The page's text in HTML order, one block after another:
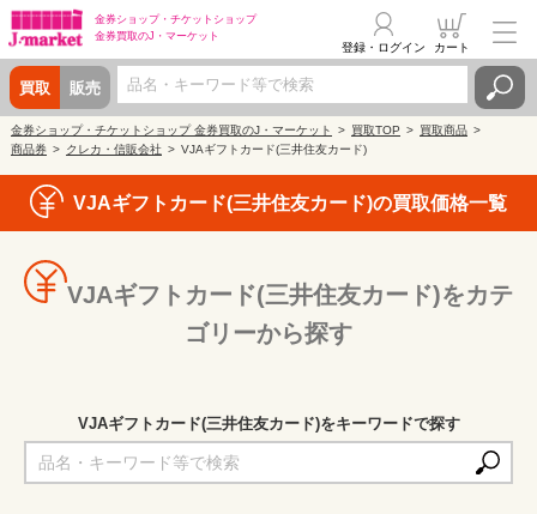
金券ショップ・ チケットショップ
金券買取のJ・マーケット
買取 販売
登録・ログイン カート
金券ショップ・チケットショップ 金券買取のJ・マーケット 買取TOP
買取商品
商品券
クレカ・信販会社 VJAギフトカード(三井住友カード)
VJAギフトカード(三井住友カード)の買取価格一覧
VJAギフトカード(三井住友カード)をカテ
ゴリーから探す
VJAギフトカード(三井住友カード)をキーワードで探す